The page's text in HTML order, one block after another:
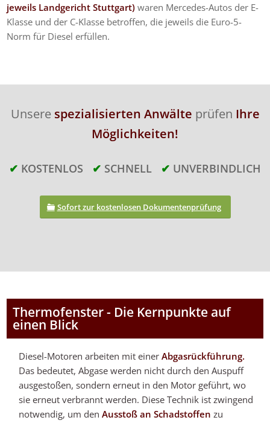
jeweils Landgericht Stuttgart) waren Mercedes-Autos der E-
Klasse und der C-Klasse betroffen, die jeweils die Euro-5-
Norm für Diesel erfüllen.
Unsere spezialisierten Anwälte prüfen Ihre
Möglichkeiten!
✔ KOSTENLOS ✔ SCHNELL ✔ UNVERBINDLICH
Sofort zur kostenlosen Dokumentenprüfung
Thermofenster - Die Kernpunkte auf
einen Blick
Diesel-Motoren arbeiten mit einerAbgasrückführung.
Das bedeutet, Abgase werden nicht durch den Auspuff
ausgestoßen, sondern erneut in den Motor geführt, wo
sie erneut verbrannt werden. Diese Technik ist zwingend
notwendig, um denAusstoß an Schadstoffen zu